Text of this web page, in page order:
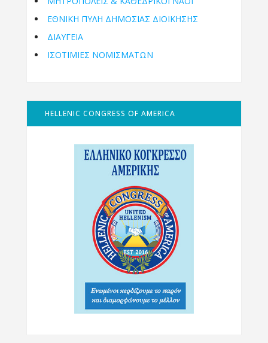
ΕΘΝΙΚΉ ΠΎΛΗ ΔΗΜΌΣΙΑΣ ΔΙΟΊΚΗΣΗΣ
ΔΙΑΥΓΕΙΑ
ΙΣΟΤΙΜΙΕΣ ΝΟΜΙΣΜΑΤΩΝ
HELLENIC CONGRESS OF AMERICA